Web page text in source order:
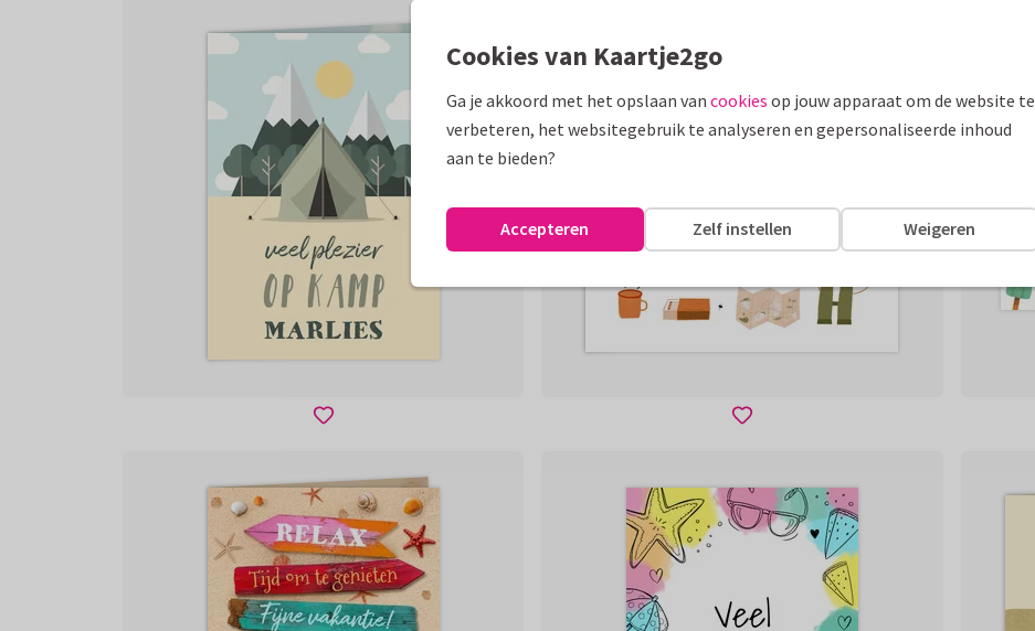
Cookies van Kaartje2go
Ga je akkoord met het opslaan van cookies op jouw apparaat om de website te
verbeteren, het websitegebruik te analyseren en gepersonaliseerde inhoud
aan te bieden?
Weigeren
Zelf instellen
Accepteren